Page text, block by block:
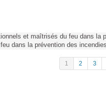
et maîtrisés du feu dans la
dans la prévention des
1 2 3